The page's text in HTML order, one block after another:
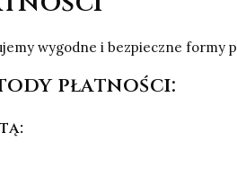
wygodne i bezpieczne formy
płatności: